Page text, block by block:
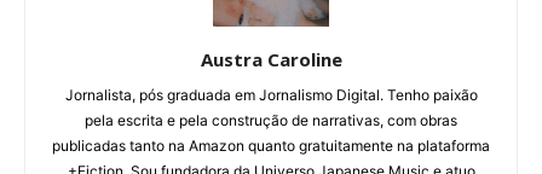
Austra Caroline
Jornalista, pós graduada em Jornalismo Digital. Tenho paixão
pela escrita e pela construção de narrativas, com obras
publicadas tanto na Amazon quanto gratuitamente na plataforma